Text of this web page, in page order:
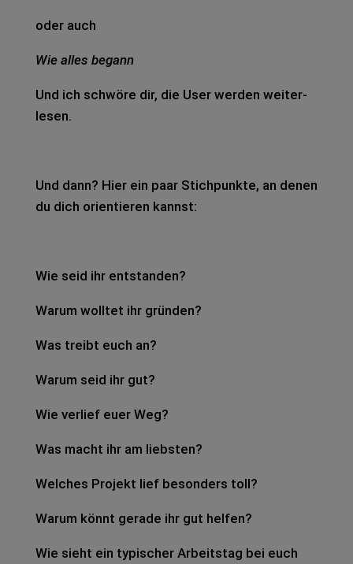
oder auch
Wie alles begann
Und ich schwö­re dir, die User wer­den wei­ter­
le­sen.
Und dann? Hier ein paar Stich­punk­te, an denen
du dich ori­en­tie­ren kannst:
Wie seid ihr ent­stan­den?
Warum woll­tet ihr grün­den?
Was treibt euch an?
Warum seid ihr gut?
Wie ver­lief euer Weg?
Was macht ihr am liebs­ten?
Wel­ches Pro­jekt lief beson­ders toll?
Warum könnt gera­de ihr gut hel­fen?
Wie sieht ein typi­scher Arbeits­tag bei euch